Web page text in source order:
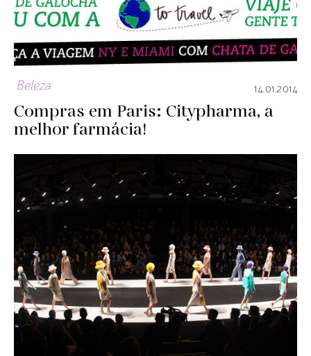
Beleza 14.01.2014
Compras em Paris: Citypharma, a
melhor farmácia!